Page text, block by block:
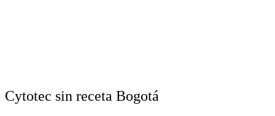
Cytotec sin receta Bogotá